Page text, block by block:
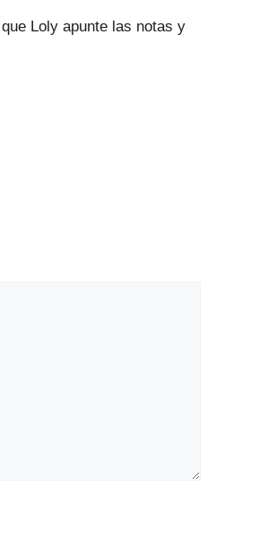
Loly apunte las notas y